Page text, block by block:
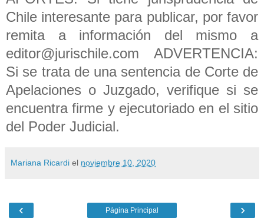
Chile interesante para publicar, por favor
remita a información del mismo a
editor@jurischile.com ADVERTENCIA:
Si se trata de una sentencia de Corte de
Apelaciones o Juzgado, verifique si se
encuentra firme y ejecutoriado en el sitio
del Poder Judicial.
Mariana Ricardi el noviembre 10, 2020
‹ ›
Página Principal